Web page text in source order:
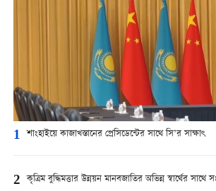
1 শাংহাইয়ে কাজাখস্তানের প্রেসিডেন্টের সাথে সি’র সাক্ষাৎ
2 কৃত্রিম বুদ্ধিমত্তার উন্নয়ন মানবজাতির অভিন্ন স্বার্থের সাথে